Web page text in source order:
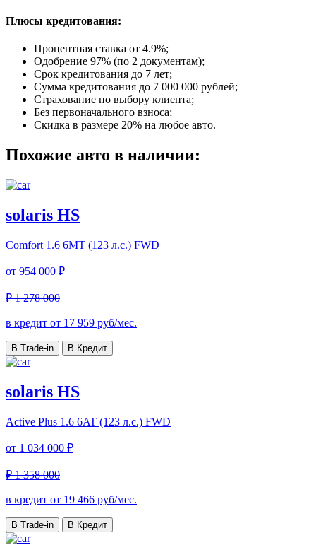
Плюсы кредитования:
Процентная ставка от 4.9%;
Одобрение 97% (по 2 документам);
Срок кредитования до 7 лет;
Сумма кредитования до 7 000 000 рублей;
Страхование по выбору клиента;
Без первоначального взноса;
Скидка в размере 20% на любое авто.
Похожие авто в наличии:
solaris HS
Comfort 1.6 6MT (123 л.с.) FWD
от 954 000 ₽
₽ 1 278 000
в кредит от 17 959 руб/мес.
В Trade-in В Кредит
solaris HS
Active Plus 1.6 6AT (123 л.с.) FWD
от 1 034 000 ₽
₽ 1 358 000
в кредит от 19 466 руб/мес.
В Trade-in В Кредит